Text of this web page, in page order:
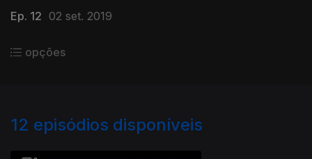
Ep. 12 02 set. 2019
opções
12 episódios disponíveis